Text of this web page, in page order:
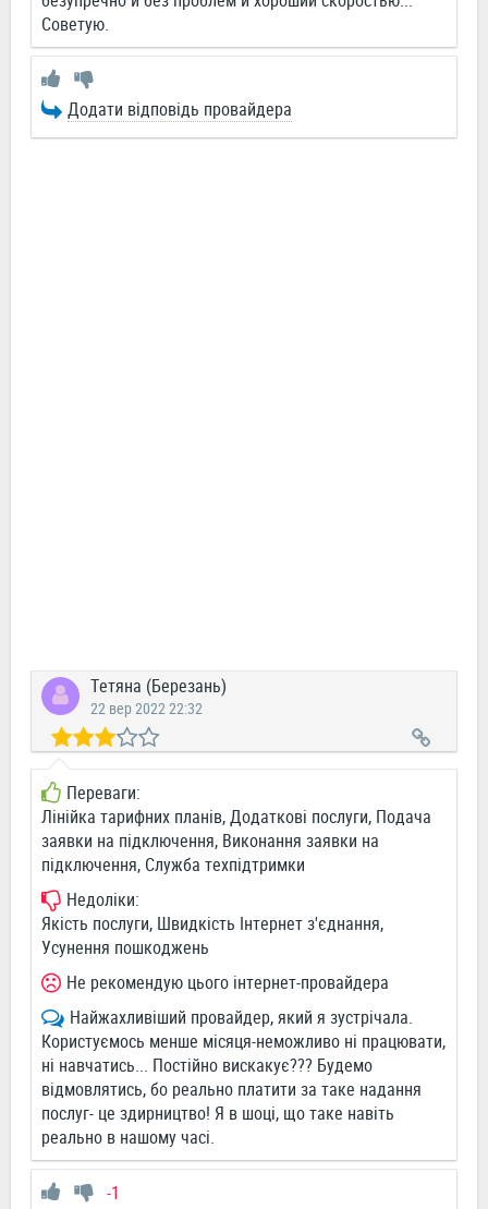
Советую.
Додати відповідь провайдера
Тетяна (Березань)
22 вер 2022 22:32
Переваги:
Лінійка тарифних планів, Додаткові послуги, Подача
заявки на підключення, Виконання заявки на
підключення, Служба техпідтримки
Недоліки:
Якість послуги, Швидкість Інтернет з'єднання,
Усунення пошкоджень
Не рекомендую цього інтернет-провайдера
Найжахливіший провайдер, який я зустрічала.
Користуємось менше місяця-неможливо ні працювати,
ні навчатись... Постійно вискакує??? Будемо
відмовлятись, бо реально платити за таке надання
послуг- це здирництво! Я в шоці, що таке навіть
реально в нашому часі.
-1